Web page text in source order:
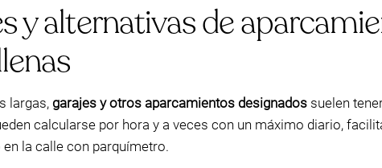
y alternativas de
largas, garajes y otros aparcamientos designados suelen
calcularse por hora y a veces con un máximo diario,
la calle con parquímetro.